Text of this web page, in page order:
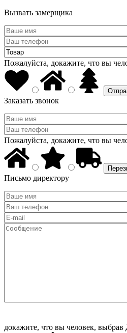
Вызвать замерщика
Пожалуйста, докажите, что вы
Заказать звонок
Пожалуйста, докажите, что вы
Письмо директору
докажите, что вы человек, выбрав